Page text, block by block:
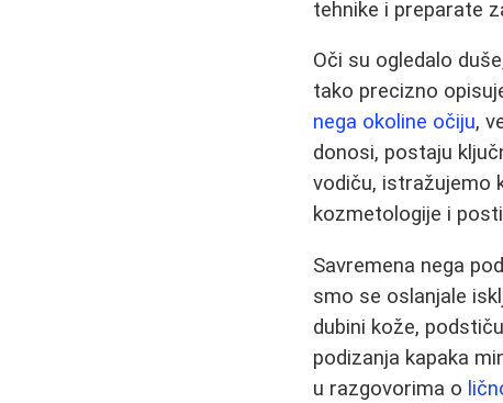
tehnike i preparate
Oči su ogledalo
tako precizno
nega okoline očiju,
donosi, postaju
vodiču, istražujemo
kozmetologije i
Savremena nega
smo se oslanjale
dubini kože,
podizanja kapaka
u razgovorima o